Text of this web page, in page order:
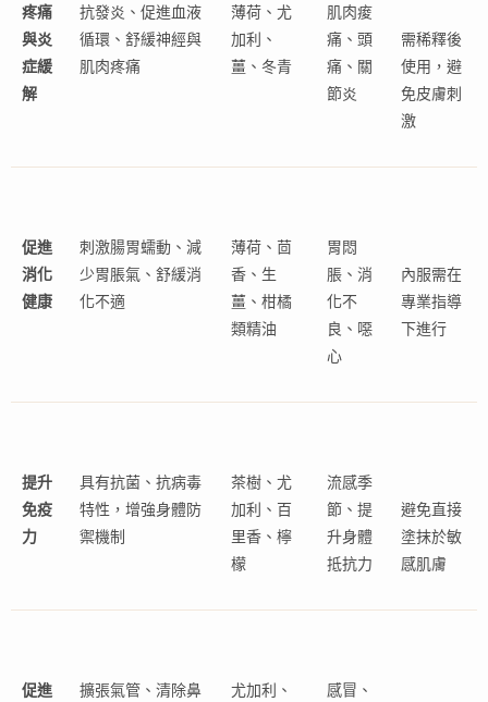
疼痛
與炎
症緩
解
抗發炎、促進血液
循環、舒緩神經與
肌肉疼痛
薄荷、尤
加利、
薑、冬青
肌肉痠
痛、頭
痛、關
節炎
需稀釋後
使用，避
免皮膚刺
激
促進
消化
健康
刺激腸胃蠕動、減
少胃脹氣、舒緩消
化不適
薄荷、茴
香、生
薑、柑橘
類精油
胃悶
脹、消
化不
良、噁
心
內服需在
專業指導
下進行
提升
免疫
力
具有抗菌、抗病毒
特性，增強身體防
禦機制
茶樹、尤
加利、百
里香、檸
檬
流感季
節、提
升身體
抵抗力
避免直接
塗抹於敏
感肌膚
促進
擴張氣管、清除鼻
尤加利、
感冒、